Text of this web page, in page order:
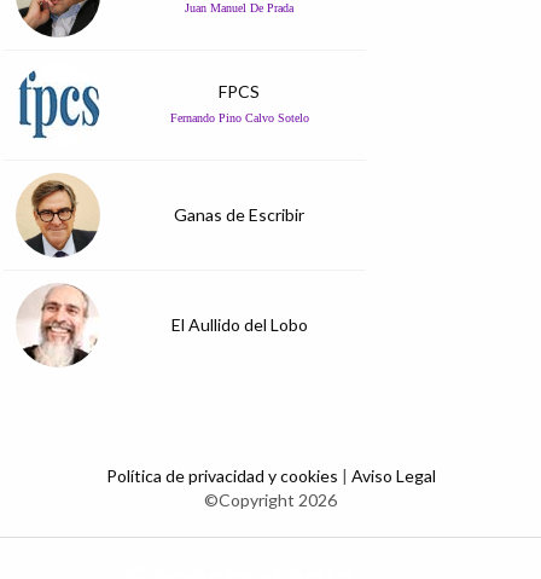
Juan Manuel De Prada
FPCS
Fernando Pino Calvo Sotelo
Ganas de Escribir
El Aullido del Lobo
Política de privacidad y cookies | Aviso Legal
©Copyright 2026